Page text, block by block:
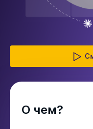
О чем?